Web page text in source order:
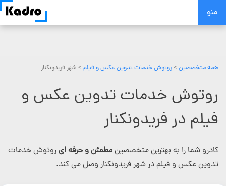
Skip
منو
همه متخصصین >روتوش خدمات تدوین عکس و فیلم > شهر فریدونکنار
روتوش خدمات تدوین عکس و
فیلم در فریدونکنار
کادرو شما را به بهترین متخصصینمطمئن و حرفه ایروتوش خدمات
تدوین عکس و فیلم در شهر فریدونکنار وصل می کند.